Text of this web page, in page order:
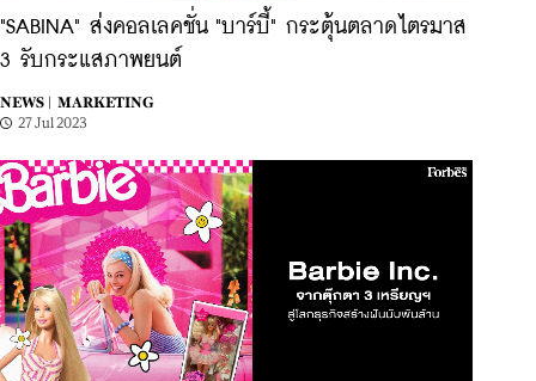
"SABINA" ส่งคอลเลคชั่น "บาร์บี้" กระตุ้นตลาดไตรมาส
3 รับกระแสภาพยนต์
NEWS |
MARKETING
27 Jul 2023